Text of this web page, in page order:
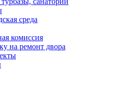
среда
комиссия
на ремонт двора